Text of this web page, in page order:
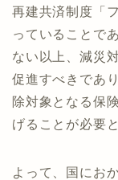
再建共済制度「
っていることで
ない以上、減災
促進すべきであ
除対象となる保
げることが必要
よって、国にお